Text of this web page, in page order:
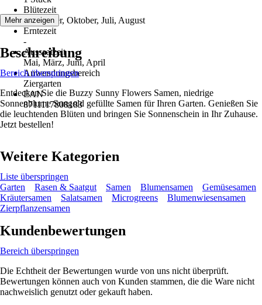
Blütezeit
September, Oktober, Juli, August
Erntezeit
-
Aussaatzeit
Mai, März, Juni, April
Anwendungsbereich
Ziergarten
EAN
8711117808183
Mehr anzeigen
Beschreibung
Bereich überspringen
Entdecken Sie die Buzzy Sunny Flowers Samen, niedrige
Sonnenblume Sungold gefüllte Samen für Ihren Garten. Genießen Sie
die leuchtenden Blüten und bringen Sie Sonnenschein in Ihr Zuhause.
Jetzt bestellen!
Weitere Kategorien
Liste überspringen
Garten
Rasen & Saatgut Samen Blumensamen
Gemüsesamen
Kräutersamen
Salatsamen Microgreens
Blumenwiesensamen
Zierpflanzensamen
Kundenbewertungen
Bereich überspringen
Die Echtheit der Bewertungen wurde von uns nicht überprüft.
Bewertungen können auch von Kunden stammen, die die Ware nicht
nachweislich genutzt oder gekauft haben.